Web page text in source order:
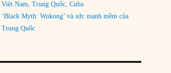
Việt Nam, Trung Quốc, Cuba
‘Black Myth: Wukong’ và sức mạnh mềm của
Trung Quốc